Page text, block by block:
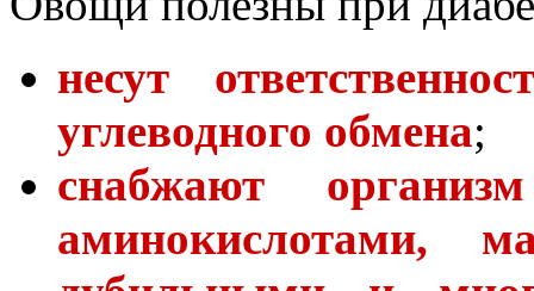
несут
углеводного обмена;
снабжают
аминокислотами,